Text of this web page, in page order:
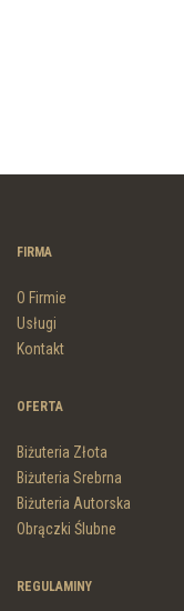
FIRMA
O Firmie
Usługi
Kontakt
OFERTA
Biżuteria Złota
Biżuteria Srebrna
Biżuteria Autorska
Obrączki Ślubne
REGULAMINY